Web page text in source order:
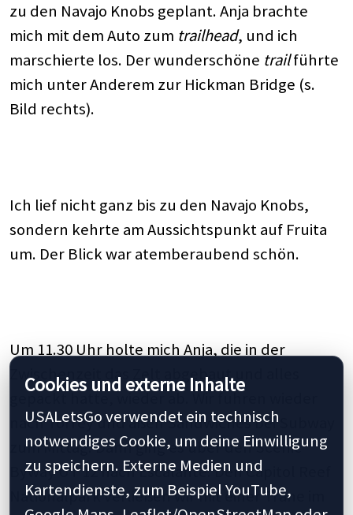
zu den Navajo Knobs geplant. Anja brachte
mich mit dem Auto zum trailhead, und ich
marschierte los. Der wunderschöne trailführte
mich unter Anderem zur Hickman Bridge (s.
Bild rechts).
Ich lief nicht ganz bis zu den Navajo Knobs,
sondern kehrte am Aussichtspunkt auf Fruita
um. Der Blick war atemberaubend schön.
Um 11.30 Uhr holte mich Anja, die in der
Zwischenzeit das Zelt abgebaut und alles
nach Torrey und aßen Sandwiches bei Subway
zum Mittag. Dann ging es über den Scenic
Byway UT 12 nach Escalante. Den Capitol Reef
Nationalpark verließen wir mit einer Träne im
Cookies und externe Inhalte
USALetsGo verwendet ein technisch
notwendiges Cookie, um deine Einwilligung
zu speichern. Externe Medien und
Kartendienste, zum Beispiel YouTube,